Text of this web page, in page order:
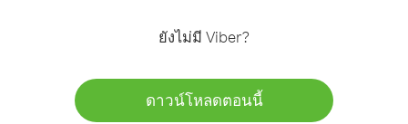
ยังไม่มี Viber?
ดาวน์โหลดตอนนี้